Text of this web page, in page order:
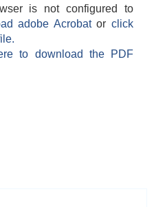
is not configured to
adobe Acrobatorclick
to download the PDF